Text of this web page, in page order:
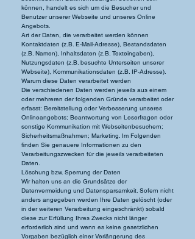
können, handelt es sich um die Besucher und
Benutzer unserer Webseite und unseres Online
Angebots.
Art der Daten, die verarbeitet werden können
Kontaktdaten (z.B. E-Mail-Adresse), Bestandsdaten
(z.B. Namen), Inhaltsdaten (z.B. Texteingaben),
Nutzungsdaten (z.B. besuchte Unterseiten unserer
Webseite), Kommunikationsdaten (z.B. IP-Adresse).
Warum diese Daten verarbeitet werden
Die verschiedenen Daten werden jeweils aus einem
oder mehreren der folgenden Gründe verarbeitet oder
erfasst: Bereitstellung oder Verbesserung unseres
Onlineangebots; Beantwortung von Leserfragen oder
sonstige Kommunikation mit Webseitenbesuchern;
Sicherheitsmaßnahmen; Marketing. Im Folgenden
finden Sie genauere Informationen zu den
Verarbeitungszwecken für die jeweils verarbeiteten
Daten.
Löschung bzw. Sperrung der Daten
Wir halten uns an die Grundsätze der
Datenvermeidung und Datensparsamkeit. Sofern nicht
anders angegeben werden Ihre Daten gelöscht (oder
in der weiteren Verarbeitung eingeschränkt) sobald
diese zur Erfüllung Ihres Zwecks nicht länger
erforderlich sind und wenn es keine gesetzlichen
Vorgaben bezüglich einer Verlängerung des